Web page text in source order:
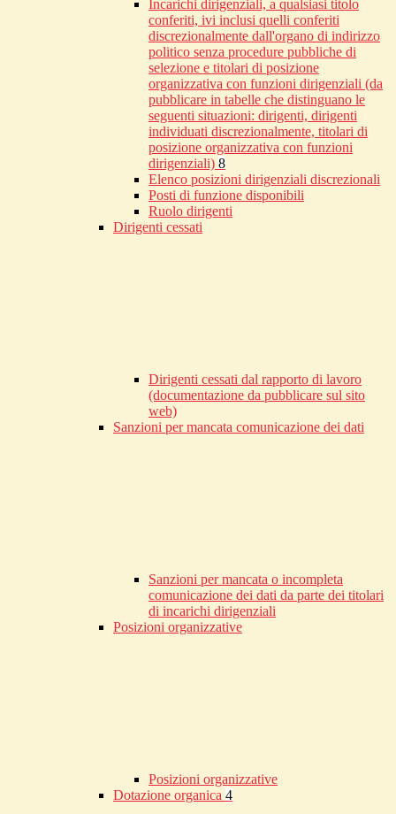
Incarichi dirigenziali, a qualsiasi titolo
conferiti, ivi inclusi quelli conferiti
discrezionalmente dall'organo di indirizzo
politico senza procedure pubbliche di
selezione e titolari di posizione
organizzativa con funzioni dirigenziali (da
pubblicare in tabelle che distinguano le
seguenti situazioni: dirigenti, dirigenti
individuati discrezionalmente, titolari di
posizione organizzativa con funzioni
dirigenziali) 8
Elenco posizioni dirigenziali discrezionali
Posti di funzione disponibili
Ruolo dirigenti
Dirigenti cessati
Dirigenti cessati dal rapporto di lavoro
(documentazione da pubblicare sul sito
web)
Sanzioni per mancata comunicazione dei dati
Sanzioni per mancata o incompleta
comunicazione dei dati da parte dei titolari
di incarichi dirigenziali
Posizioni organizzative
Posizioni organizzative
Dotazione organica 4